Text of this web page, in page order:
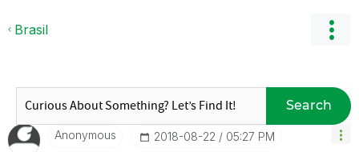
Brasil
Search
Anonymous ‎2018-08-22 05:27 PM